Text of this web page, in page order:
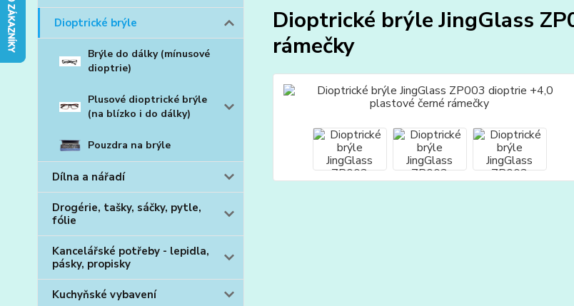
Dioptrické brýle
Brýle do dálky (mínusové
dioptrie)
Plusové dioptrické brýle
(na blízko i do dálky)
Pouzdra na brýle
Dílna a nářadí
Drogérie, tašky, sáčky, pytle,
fólie
Kancelářské potřeby - lepidla,
pásky, propisky
Kuchyňské vybavení
Dioptrické brýle JingGlass
rámečky